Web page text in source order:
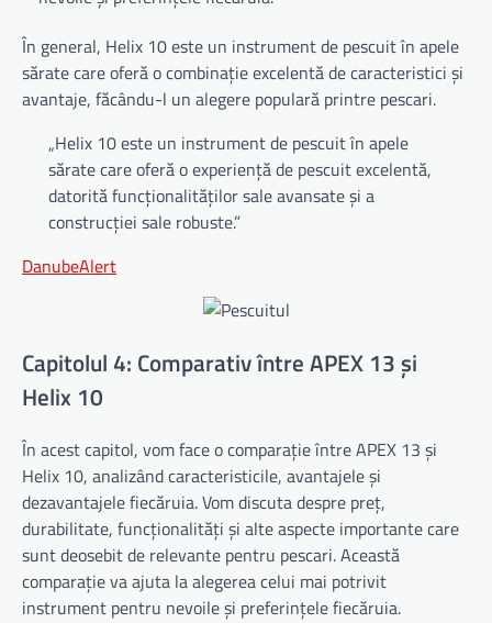
În general, Helix 10 este un instrument de pescuit în apele
sărate care oferă o combinație excelentă de caracteristici și
avantaje, făcându-l un alegere populară printre pescari.
„Helix 10 este un instrument de pescuit în apele
sărate care oferă o experiență de pescuit excelentă,
datorită funcționalităților sale avansate și a
construcției sale robuste.”
DanubeAlert
Capitolul 4: Comparativ între APEX 13 și
Helix 10
În acest capitol, vom face o comparație între APEX 13 și
Helix 10, analizând caracteristicile, avantajele și
dezavantajele fiecăruia. Vom discuta despre preț,
durabilitate, funcționalități și alte aspecte importante care
sunt deosebit de relevante pentru pescari. Această
comparație va ajuta la alegerea celui mai potrivit
instrument pentru nevoile și preferințele fiecăruia.